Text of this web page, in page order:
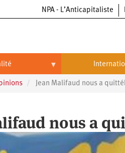
NPA - L’Anticapitaliste
International
Chine
États-
Jean Malifaud nous a
nous a